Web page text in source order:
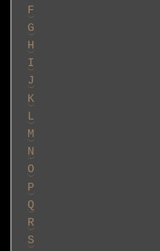
F
G
H
I
J
K
L
M
N
O
P
Q
R
S